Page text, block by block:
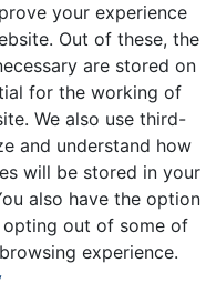
your experience
Out of these, the
are stored on
for the working of
We also use third-
and understand how
will be stored in your
also have the option
out of some of
experience.